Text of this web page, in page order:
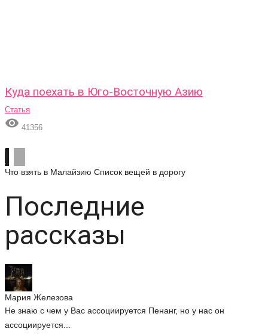
Куда поехать в Юго-Восточную Азию
Статья
 41356
Что взять в Малайзию Список вещей в дорогу
Последние
рассказы
Мария Железова
Не знаю с чем у Вас ассоциируется Пенанг, но у нас он
ассоциируется...